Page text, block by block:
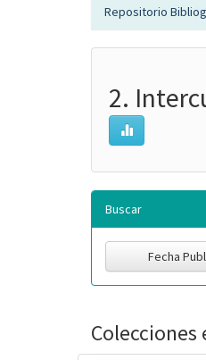
Repositorio
2.
Buscar
Colecciones